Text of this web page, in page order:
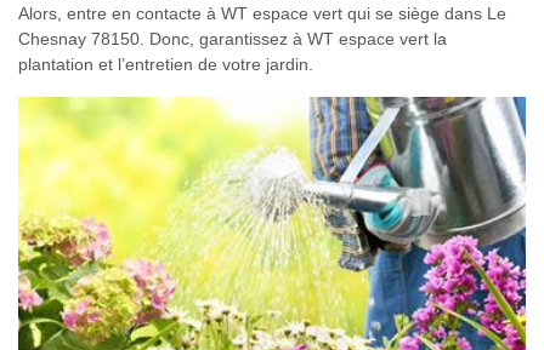
Alors, entre en contacte à WT espace vert qui se siège dans Le
Chesnay 78150. Donc, garantissez à WT espace vert la
plantation et l’entretien de votre jardin.